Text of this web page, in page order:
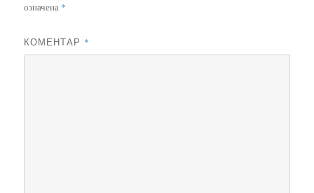
означена *
КОМЕНТАР *